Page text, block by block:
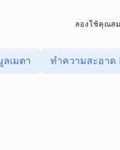
ลองใช้คุณส
เมตา ทําความสะอาด